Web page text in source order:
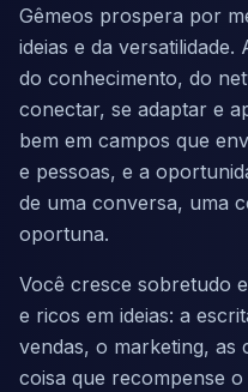
Gêmeos prospera por
ideias e da
do conhecimento, do
conectar, se adaptar e
bem em campos que
e pessoas, e a
de uma conversa, uma
oportuna.
Você cresce sobretudo
e ricos em ideias: a
vendas, o marketing, as
coisa que recompense